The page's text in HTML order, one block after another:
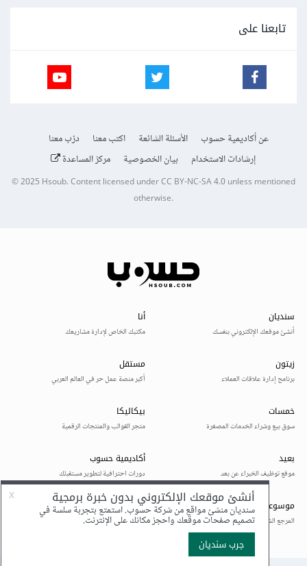
تابعنا على
عن أكاديمية حسوب الأسئلة الشائعة اكتب معنا
درّب معنا
إرشادات الاستخدام
بيان الخصوصية مركز المساعدة
© 2025Hsoub.Content licensed underCC BY-NC-SA 4.0unless mentioned
otherwise.